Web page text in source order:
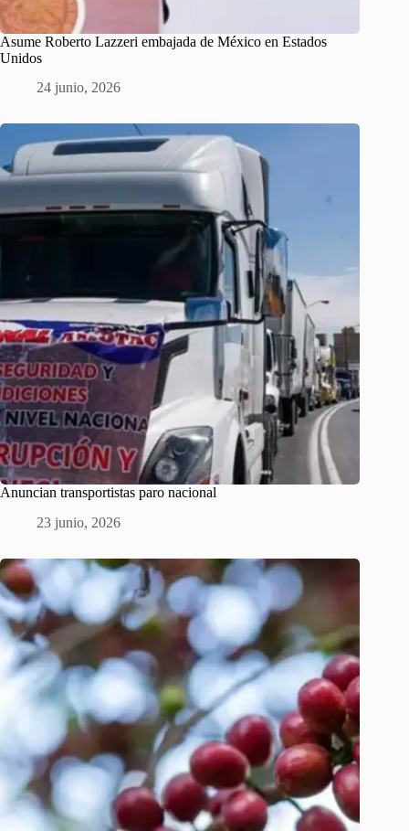
Asume Roberto Lazzeri embajada de México en Estados
Unidos
24 junio, 2026
Anuncian transportistas paro nacional
23 junio, 2026